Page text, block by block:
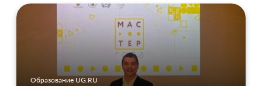
Образование UG.RU